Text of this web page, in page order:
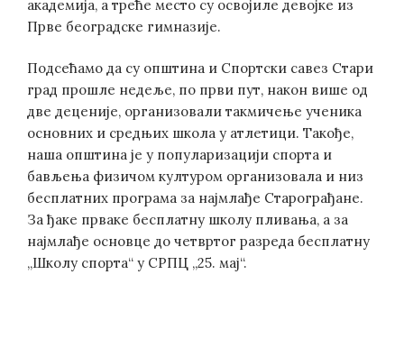
академија, а треће место су освојиле девојке из
Прве београдске гимназије.
Подсећамо да су општина и Спортски савез Стари
град прошле недеље, по први пут, након више од
две деценије, организовали такмичење ученика
основних и средњих школа у атлетици. Такође,
наша општина је у популаризацији спорта и
бављења физичом културом организовала и низ
бесплатних програма за најмлађе Старограђане.
За ђаке прваке бесплатну школу пливања, а за
најмлађе основце до четвртог разреда бесплатну
„Школу спорта“ у СРПЦ „25. мај“.